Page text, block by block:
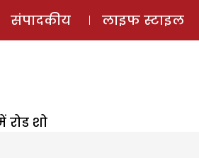
संपादकीय लाइफ स्टाइल
रोड शो